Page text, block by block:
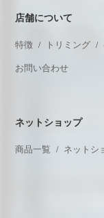
店舗について
特徴 トリミング
お問い合わせ
ネットショップ
商品一覧 ネットシ